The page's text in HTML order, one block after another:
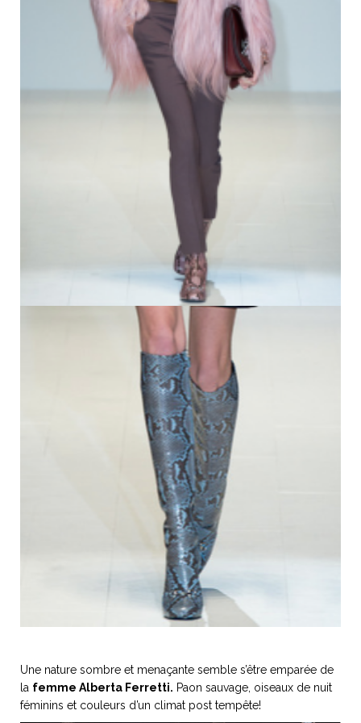
Une nature sombre et menaçante semble s’être emparée de
la femme Alberta Ferretti. Paon sauvage, oiseaux de nuit
féminins et couleurs d’un climat post tempête!